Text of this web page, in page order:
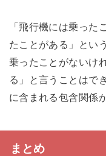
「飛行機には乗った
たことがある」とい
乗ったことがないけ
る」と言うことはで
に含まれる包含関係
まとめ